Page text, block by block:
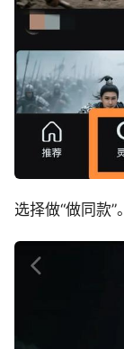
选择做“做同款”。